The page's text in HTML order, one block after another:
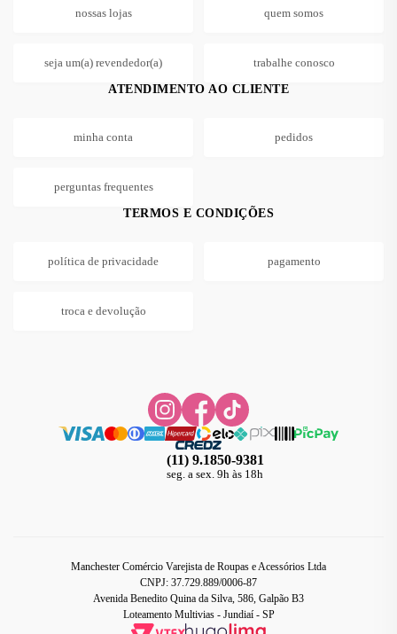
nossas lojas quem somos
seja um(a) revendedor(a) trabalhe conosco
ATENDIMENTO AO CLIENTE
minha conta pedidos
perguntas frequentes
TERMOS E CONDIÇÕES
política de privacidade pagamento
troca e devolução
(11) 9.1850-9381
seg. a sex. 9h às 18h
Manchester Comércio Varejista de Roupas e Acessórios Ltda
CNPJ: 37.729.889/0006-87
Avenida Benedito Quina da Silva, 586, Galpão B3
Loteamento Multivias - Jundiaí - SP